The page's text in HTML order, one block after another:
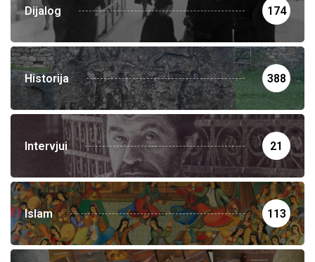
Dijalog 174
Historija 388
Intervjui 21
Islam 113